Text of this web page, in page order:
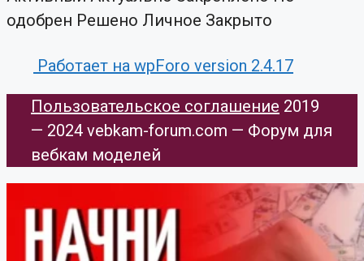
одобрен Решено Личное Закрыто
Работает на wpForo version 2.4.17
Пользовательское соглашение ​ 2019
— 2024 vebkam-forum.com — Форум для
вебкам моделей